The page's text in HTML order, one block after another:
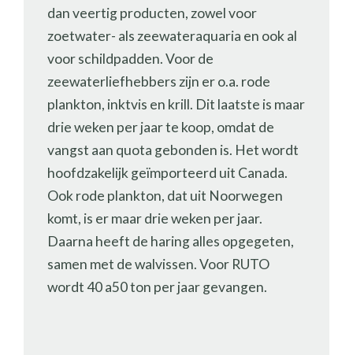
dan veertig producten, zowel voor
zoetwater- als zeewateraquaria en ook al
voor schildpadden. Voor de
zeewaterliefhebbers zijn er o.a. rode
plankton, inktvis en krill. Dit laatste is maar
drie weken per jaar te koop, omdat de
vangst aan quota gebonden is. Het wordt
hoofdzakelijk geïmporteerd uit Canada.
Ook rode plankton, dat uit Noorwegen
komt, is er maar drie weken per jaar.
Daarna heeft de haring alles opgegeten,
samen met de walvissen. Voor RUTO
wordt 40 a50 ton per jaar gevangen.